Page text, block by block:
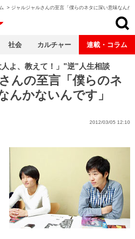
> ジャルジャルさんの至言「僕らのネタに深い意味なんか
人よ、教えて！」"逆"人生相談
んの至言「僕らのネ
んかないんです」
2012/03/05 12:10
社会 カルチャー 連載・コラム